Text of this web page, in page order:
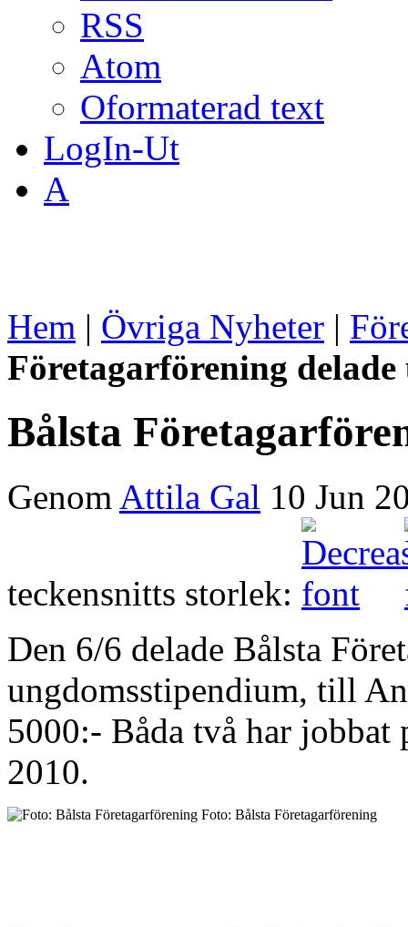
RSS
Atom
Oformaterad text
LogIn-Ut
A
Hem | Övriga Nyheter |
Företagarförening
Bålsta
Genom Attila Gal 10 Jun
teckensnitts storlek:
Den 6/6 delade Bålsta
ungdomsstipendium, till
5000:- Båda två har jobbat
2010.
Foto: Bålsta Företagarförening